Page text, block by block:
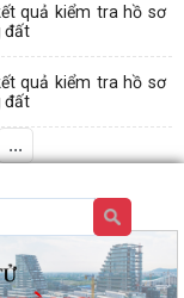
quả kiểm tra hồ sơ
đất
quả kiểm tra hồ sơ
đất
...